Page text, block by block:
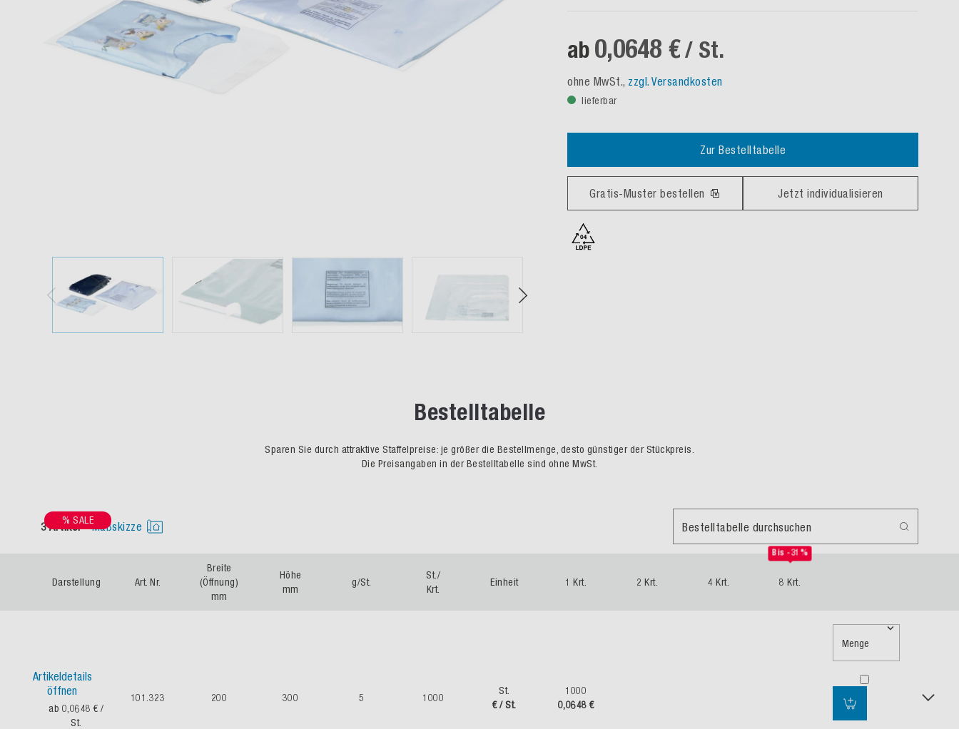
ab 0,0648 €/ St.
ohne MwSt., zzgl. Versandkosten
lieferbar
Zur Bestelltabelle
Gratis-Muster bestellen Jetzt individualisieren
Bestelltabelle
Sparen Sie durch attraktive Staffelpreise: je größer die Bestellmenge, desto günstiger der Stückpreis.
Die Preisangaben in der Bestelltabelle sind ohne MwSt.
3 Artikel Maßskizze Bestelltabelle durchsuchen
Darstellung Art. Nr.
Breite
(Öffnung)
mm
Höhe
mm
g/St.
St./
Krt.
Einheit 1 Krt. 2 Krt. 4 Krt.
Bis -31%
8 Krt.
% SALE
Artikeldetails
öffnen
ab 0,0648 €/
St.
101.323 200 300 5 1000
St.
€ / St.
1000
0,0648 €
Menge